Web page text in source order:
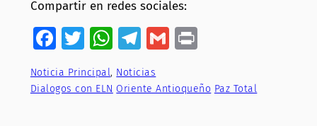
Compartir en redes sociales:
Facebook
Twitter
WhatsApp
Telegram
GmailPrint
Noticia Principal, Noticias
Dialogos con ELN Oriente Antioqueño Paz Total